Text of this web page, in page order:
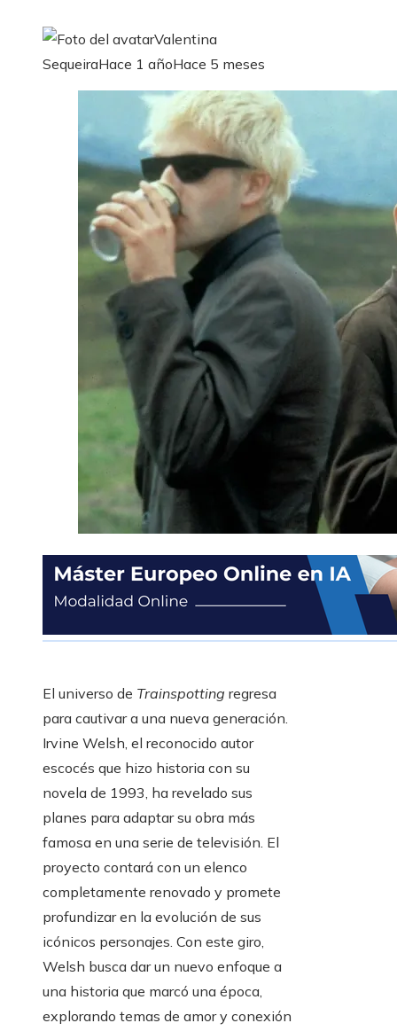
Valentina
SequeiraHace 1 añoHace 5 meses
El universo de Trainspotting regresa
para cautivar a una nueva generación.
Irvine Welsh, el reconocido autor
escocés que hizo historia con su
novela de 1993, ha revelado sus
planes para adaptar su obra más
famosa en una serie de televisión. El
proyecto contará con un elenco
completamente renovado y promete
profundizar en la evolución de sus
icónicos personajes. Con este giro,
Welsh busca dar un nuevo enfoque a
una historia que marcó una época,
explorando temas de amor y conexión